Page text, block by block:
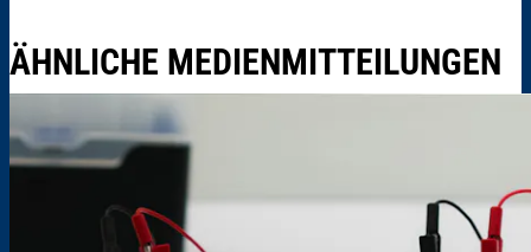
ÄHNLICHE MEDIENMITTEILUNGEN